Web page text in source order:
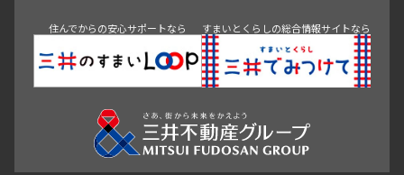
住んでからの安心サポートなら すまいとくらしの総合情報サイトなら